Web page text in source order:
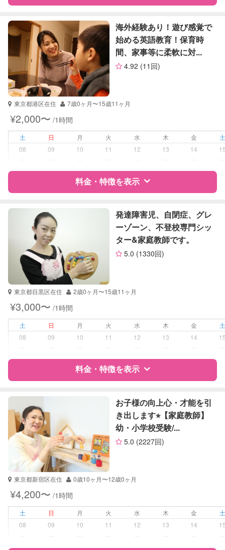
特徴 料金 レビュー
サポートの特徴
資格 なし
受験対策
小学校受験
学校/塾の補習・宿題
小学生
中学生
国語
算数
英検
海外経験あり！遊び感覚で
始める英語教育！保育時
間、家事等に柔軟に対...
4.92 (11回)
東京都港区在住 7歳0ヶ月〜15歳11ヶ月
¥2,000〜 /1時間
土 日 月 火 水 木 金
08
09 10 11 12 13 14
料金・特徴を表示
特徴 料金 レビュー
サポートの特徴
資格 なし
受験対策
小学校受験
大学受験
高校生
英会話
TOEIC
TOEFL
英検
発達障害児、自閉症、グレ
ーゾーン、不登校専門シッ
ター&家庭教師です。
5.0 (1330回)
東京都目黒区在住 2歳0ヶ月〜15歳11ヶ月
¥3,000〜 /1時間
土 日 月 火 水 木 金
08
09 10 11 12 13 14
料金・特徴を表示
特徴 料金
サポートの特徴
資格 自治体届出済ベビーシッター
受験対策
小学校受験
学校/塾の補習・宿題 小学生
お子様の向上心・才能を引
き出します⭐︎【家庭教師】
幼・小学校受験/...
5.0 (2227回)
東京都新宿区在住 0歳10ヶ月〜12歳0ヶ月
¥4,200〜 /1時間
土 日 月 火 水 木 金
08
09 10 11 12 13 14